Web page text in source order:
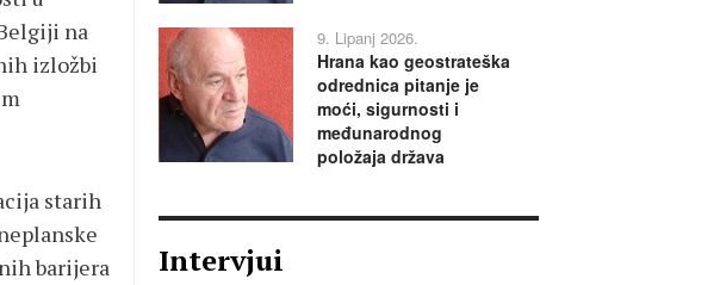
na
izložbi
starih
barijera
9. Lipanj 2026.
Hrana kao geostrateška
odrednica pitanje je
moći, sigurnosti i
međunarodnog
položaja država
Intervjui